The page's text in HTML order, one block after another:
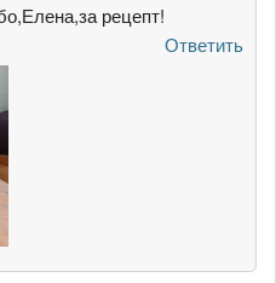
рецепт!
Ответить